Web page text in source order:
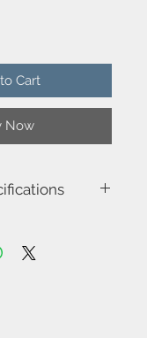
Cart
Now
Steel
wood/Yellow
100-240V/50-